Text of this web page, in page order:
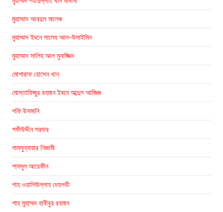
মুহাম্মাদ আবদুল মালেক
মুহাম্মাদ ইবনে সালেহ আল-উসাইমিন
মুহাম্মাদ সালিহ আল মুনাজ্জিদ
মোশারাফ হোসেন খান
মোস্তাফিজুর রহমান ইবনে আব্দুল আজিজ
শফি উসমানি
শফীউদ্দীন সরদার
শামসুন্নাহার নিজামী
শামসুল আরেফীন
শাহ ওয়ালিউল্লাহ দেহলভী
শাহ মুহাম্মদ হাবীবুর রহমান